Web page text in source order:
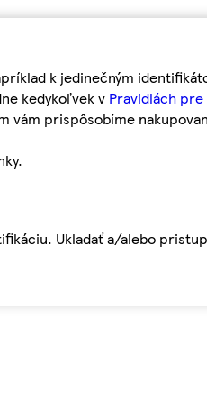
k jedinečným
kedykoľvek v Pravidlách
vám prispôsobíme
Ukladať a/alebo